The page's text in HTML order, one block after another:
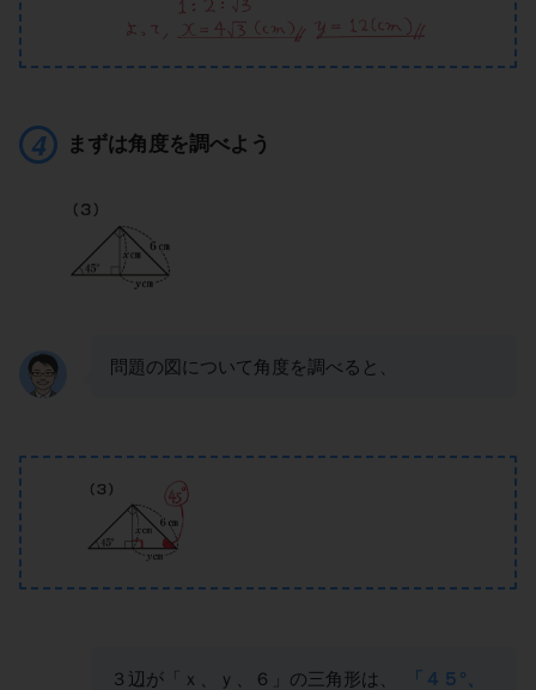
まずは角度を調べよう
問題の図について角度を調べると、
３辺が「ｘ、ｙ、６」の三角形は、 「４５°、